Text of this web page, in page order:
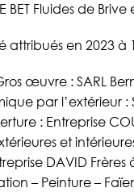
BET Fluides de Brive
attribués en 2023 à
œuvre : SARL
par l’extérieur :
: Entreprise
et intérieures
DAVID Frères
– Peinture –